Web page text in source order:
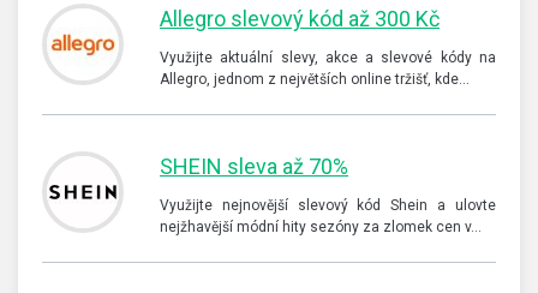
Allegro slevový kód až 300 Kč
Využijte aktuální slevy, akce a slevové kódy na
Allegro, jednom z největších online tržišť, kde…
SHEIN sleva až 70%
Využijte nejnovější slevový kód Shein a ulovte
nejžhavější módní hity sezóny za zlomek cen v…